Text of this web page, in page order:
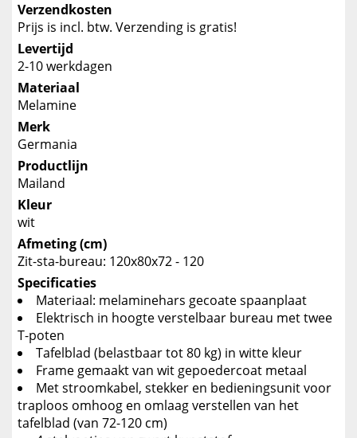
Verzendkosten
Prijs is incl. btw. Verzending is gratis!
Levertijd
2-10 werkdagen
Materiaal
Melamine
Merk
Germania
Productlijn
Mailand
Kleur
wit
Afmeting (cm)
Zit-sta-bureau: 120x80x72 - 120
Specificaties
Materiaal: melaminehars gecoate spaanplaat
Elektrisch in hoogte verstelbaar bureau met twee
T-poten
Tafelblad (belastbaar tot 80 kg) in witte kleur
Frame gemaakt van wit gepoedercoat metaal
Met stroomkabel, stekker en bedieningsunit voor
traploos omhoog en omlaag verstellen van het
tafelblad (van 72-120 cm)